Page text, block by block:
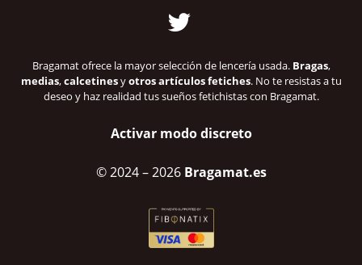
Bragamat ofrece la mayor selección de lencería usada. Bragas,
medias,calcetinesyotros artículos fetiches. No te resistas a tu
deseo y haz realidad tus sueños fetichistas con Bragamat.
Activar modo discreto
© 2024– 2026 Bragamat.es